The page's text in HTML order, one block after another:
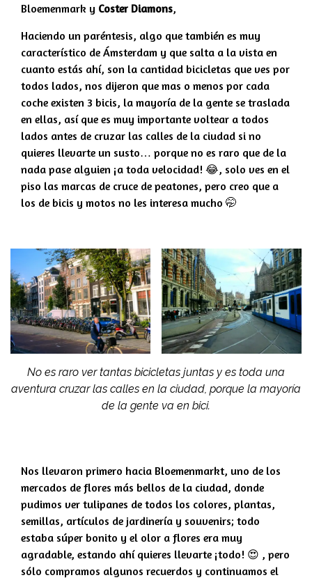
Bloemenmark y Coster Diamons,
Haciendo un paréntesis, algo que también es muy
característico de Ámsterdam y que salta a la vista en
cuanto estás ahí, son la cantidad bicicletas que ves por
todos lados, nos dijeron que mas o menos por cada
coche existen 3 bicis, la mayoría de la gente se traslada
en ellas, así que es muy importante voltear a todos
lados antes de cruzar las calles de la ciudad si no
quieres llevarte un susto… porque no es raro que de la
nada pase alguien ¡a toda velocidad! 😂, solo ves en el
piso las marcas de cruce de peatones, pero creo que a
los de bicis y motos no les interesa mucho 🤭
No es raro ver tantas bicicletas juntas y es toda una
aventura cruzar las calles en la ciudad, porque la mayoría
de la gente va en bici.
Nos llevaron primero hacia Bloemenmarkt, uno de los
mercados de flores más bellos de la ciudad, donde
pudimos ver tulipanes de todos los colores, plantas,
semillas, artículos de jardinería y souvenirs; todo
estaba súper bonito y el olor a flores era muy
agradable, estando ahí quieres llevarte ¡todo! 😍 , pero
sólo compramos algunos recuerdos y continuamos el